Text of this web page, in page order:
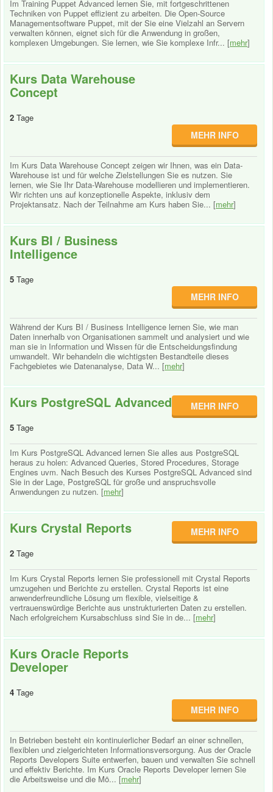
Im Training Puppet Advanced lernen Sie, mit fortgeschrittenen
Techniken von Puppet effizient zu arbeiten. Die Open-Source
Managementsoftware Puppet, mit der Sie eine Vielzahl an Servern
verwalten können, eignet sich für die Anwendung in großen,
komplexen Umgebungen. Sie lernen, wie Sie komplexe Infr... [mehr]
Kurs Data Warehouse
Concept
2 Tage
MEHR INFO
Im Kurs Data Warehouse Concept zeigen wir Ihnen, was ein Data-
Warehouse ist und für welche Zielstellungen Sie es nutzen. Sie
lernen, wie Sie Ihr Data-Warehouse modellieren und implementieren.
Wir richten uns auf konzeptionelle Aspekte, inklusiv dem
Projektansatz. Nach der Teilnahme am Kurs haben Sie... [mehr]
Kurs BI / Business
Intelligence
5 Tage
MEHR INFO
Während der Kurs BI / Business Intelligence lernen Sie, wie man
Daten innerhalb von Organisationen sammelt und analysiert und wie
man sie in Information und Wissen für die Entscheidungsfindung
umwandelt. Wir behandeln die wichtigsten Bestandteile dieses
Fachgebietes wie Datenanalyse, Data W... [mehr]
Kurs PostgreSQL Advanced
5 Tage
MEHR INFO
Im Kurs PostgreSQL Advanced lernen Sie alles aus PostgreSQL
heraus zu holen: Advanced Queries, Stored Procedures, Storage
Engines uvm. Nach Besuch des Kurses PostgreSQL Advanced sind
Sie in der Lage, PostgreSQL für große und anspruchsvolle
Anwendungen zu nutzen. [mehr]
Kurs Crystal Reports
2 Tage
MEHR INFO
Im Kurs Crystal Reports lernen Sie professionell mit Crystal Reports
umzugehen und Berichte zu erstellen. Crystal Reports ist eine
anwenderfreundliche Lösung um flexible, vielseitige &
vertrauenswürdige Berichte aus unstrukturierten Daten zu erstellen.
Nach erfolgreichem Kursabschluss sind Sie in de... [mehr]
Kurs Oracle Reports
Developer
4 Tage
MEHR INFO
In Betrieben besteht ein kontinuierlicher Bedarf an einer schnellen,
flexiblen und zielgerichteten Informationsversorgung. Aus der Oracle
Reports Developers Suite entwerfen, bauen und verwalten Sie schnell
und effektiv Berichte. Im Kurs Oracle Reports Developer lernen Sie
die Arbeitsweise und die Mö... [mehr]